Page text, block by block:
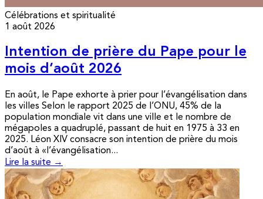
Célébrations et spiritualité
1 août 2026
Intention de prière du Pape pour le
mois d’août 2026
En août, le Pape exhorte à prier pour l’évangélisation dans
les villes Selon le rapport 2025 de l’ONU, 45% de la
population mondiale vit dans une ville et le nombre de
mégapoles a quadruplé, passant de huit en 1975 à 33 en
2025. Léon XIV consacre son intention de prière du mois
d’août à «l’évangélisation...
Lire la suite →